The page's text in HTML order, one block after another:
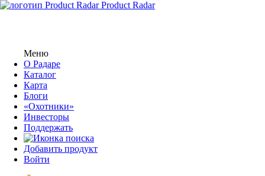
Product Radar
Меню
О Радаре
Каталог
Карта
Блоги
«Охотники»
Инвесторы
Поддержать
Добавить продукт
Войти